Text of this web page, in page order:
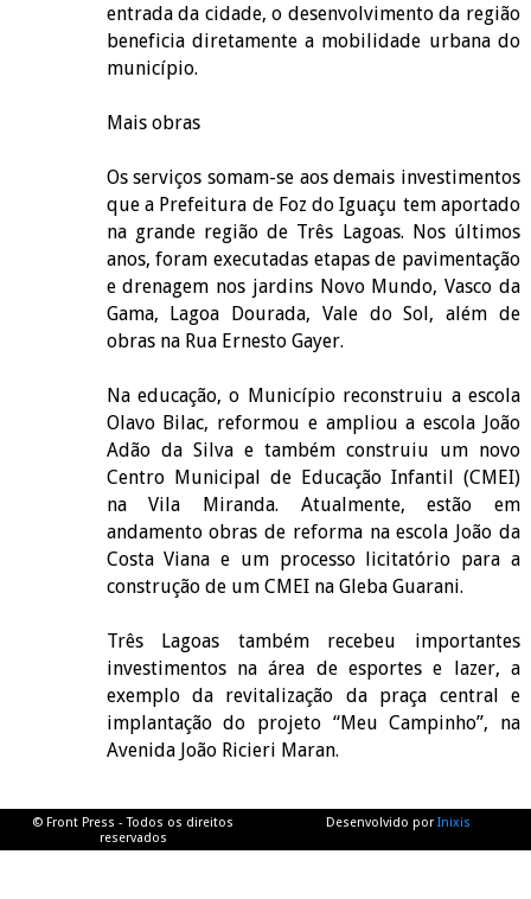
entrada da cidade, o desenvolvimento da região
beneficia diretamente a mobilidade urbana do
município.
Mais obras
Os serviços somam-se aos demais investimentos
que a Prefeitura de Foz do Iguaçu tem aportado
na grande região de Três Lagoas. Nos últimos
anos, foram executadas etapas de pavimentação
e drenagem nos jardins Novo Mundo, Vasco da
Gama, Lagoa Dourada, Vale do Sol, além de
obras na Rua Ernesto Gayer.
Na educação, o Município reconstruiu a escola
Olavo Bilac, reformou e ampliou a escola João
Adão da Silva e também construiu um novo
Centro Municipal de Educação Infantil (CMEI)
na Vila Miranda. Atualmente, estão em
andamento obras de reforma na escola João da
Costa Viana e um processo licitatório para a
construção de um CMEI na Gleba Guarani.
Três Lagoas também recebeu importantes
investimentos na área de esportes e lazer, a
exemplo da revitalização da praça central e
implantação do projeto “Meu Campinho”, na
Avenida João Ricieri Maran.
© Front Press - Todos os direitos
reservados
Desenvolvido porInixis